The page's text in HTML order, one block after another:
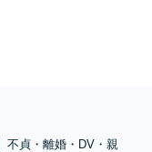
不貞・離婚・DV・親